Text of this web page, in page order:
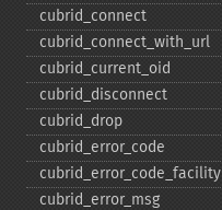
cubrid_​connect
cubrid_​connect_​with_​url
cubrid_​current_​oid
cubrid_​disconnect
cubrid_​drop
cubrid_​error_​code
cubrid_​error_​code_​facility
cubrid_​error_​msg